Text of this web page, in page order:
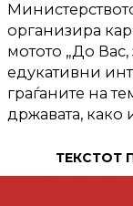
организира
мотото „До Вас,
едукативни
граѓаните на
државата, како
ТЕКСТОТ